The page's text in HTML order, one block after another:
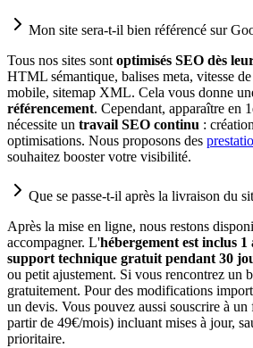
Mon site sera-t-il bien référencé sur
Tous nos sites sont optimisés SEO dès
HTML sémantique, balises meta, vitesse
mobile, sitemap XML. Cela vous donne
référencement. Cependant, apparaître en
nécessite un travail SEO continu :
optimisations. Nous proposons des
souhaitez booster votre visibilité.
Que se passe-t-il après la livraison du
Après la mise en ligne, nous restons
accompagner. L'hébergement est inclus 1
support technique gratuit pendant 30
ou petit ajustement. Si vous rencontrez un
gratuitement. Pour des modifications
un devis. Vous pouvez aussi souscrire à
partir de 49€/mois) incluant mises à jour,
prioritaire.